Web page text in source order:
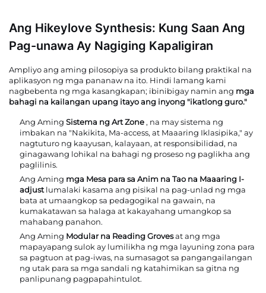
Ang Hikeylove Synthesis: Kung Saan Ang
Pag-unawa Ay Nagiging Kapaligiran
Ampliyo ang aming pilosopiya sa produkto bilang praktikal na
aplikasyon ng mga pananaw na ito. Hindi lamang kami
nagbebenta ng mga kasangkapan; ibinibigay namin ang mga
bahagi na kailangan upang itayo ang inyong "ikatlong guro."
Ang Aming Sistema ng Art Zone , na may sistema ng
imbakan na "Nakikita, Ma-access, at Maaaring Iklasipika," ay
nagtuturo ng kaayusan, kalayaan, at responsibilidad, na
ginagawang lohikal na bahagi ng proseso ng paglikha ang
paglilinis.
Ang Aming mga Mesa para sa Anim na Tao na Maaaring I-
adjust lumalaki kasama ang pisikal na pag-unlad ng mga
bata at umaangkop sa pedagogikal na gawain, na
kumakatawan sa halaga at kakayahang umangkop sa
mahabang panahon.
Ang Aming Modular na Reading Grovesat ang mga
mapayapang sulok ay lumilikha ng mga layuning zona para
sa pagtuon at pag-iwas, na sumasagot sa pangangailangan
ng utak para sa mga sandali ng katahimikan sa gitna ng
panlipunang pagpapahintulot.